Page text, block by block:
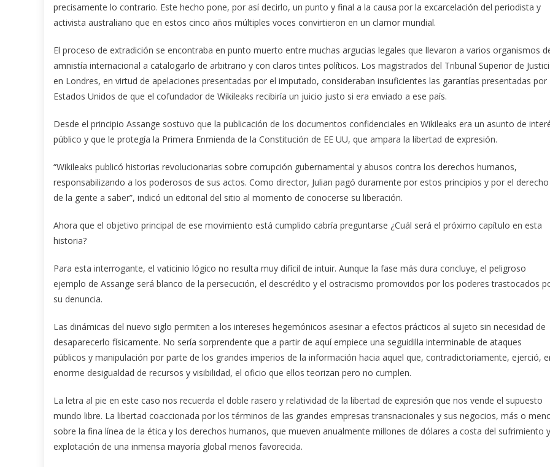
precisamente lo contrario. Este hecho pone, por así decirlo, un punto y final a la causa por la excarcelación del periodista y
activista australiano que en estos cinco años múltiples voces convirtieron en un clamor mundial.
El proceso de extradición se encontraba en punto muerto entre muchas argucias legales que llevaron a varios organismos
amnistía internacional a catalogarlo de arbitrario y con claros tintes políticos. Los magistrados del Tribunal Superior de
en Londres, en virtud de apelaciones presentadas por el imputado, consideraban insuficientes las garantías presentadas por
Estados Unidos de que el cofundador de Wikileaks recibiría un juicio justo si era enviado a ese país.
Desde el principio Assange sostuvo que la publicación de los documentos confidenciales en Wikileaks era un asunto de
público y que le protegía la Primera Enmienda de la Constitución de EE UU, que ampara la libertad de expresión.
“Wikileaks publicó historias revolucionarias sobre corrupción gubernamental y abusos contra los derechos humanos,
responsabilizando a los poderosos de sus actos. Como director, Julian pagó duramente por estos principios y por el derecho
de la gente a saber”, indicó un editorial del sitio al momento de conocerse su liberación.
Ahora que el objetivo principal de ese movimiento está cumplido cabría preguntarse ¿Cuál será el próximo capítulo en esta
historia?
Para esta interrogante, el vaticinio lógico no resulta muy difícil de intuir. Aunque la fase más dura concluye, el peligroso
ejemplo de Assange será blanco de la persecución, el descrédito y el ostracismo promovidos por los poderes trastocados
su denuncia.
Las dinámicas del nuevo siglo permiten a los intereses hegemónicos asesinar a efectos prácticos al sujeto sin necesidad de
desaparecerlo físicamente. No sería sorprendente que a partir de aquí empiece una seguidilla interminable de ataques
públicos y manipulación por parte de los grandes imperios de la información hacia aquel que, contradictoriamente, ejerció,
enorme desigualdad de recursos y visibilidad, el oficio que ellos teorizan pero no cumplen.
La letra al pie en este caso nos recuerda el doble rasero y relatividad de la libertad de expresión que nos vende el supuesto
mundo libre. La libertad coaccionada por los términos de las grandes empresas transnacionales y sus negocios, más o
sobre la fina línea de la ética y los derechos humanos, que mueven anualmente millones de dólares a costa del sufrimiento y
explotación de una inmensa mayoría global menos favorecida.